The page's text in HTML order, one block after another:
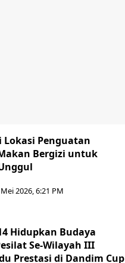
Lokasi Penguatan
Bergizi untuk
2026, 6:21 PM
Hidupkan Budaya
Se-Wilayah III
Prestasi di Dandim Cup